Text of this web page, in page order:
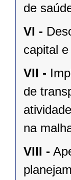
de
VI -
capital
VII -
de
na
VIII -